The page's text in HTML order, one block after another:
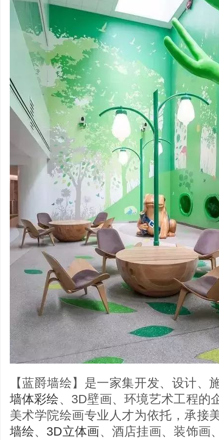
【蓝爵墙绘】是一家集开发、设计、
墙体彩绘、3D壁画、环境艺术工程的
美术学院绘画专业人才为依托，承接
墙绘、 3D立体画、酒店挂画、装饰画